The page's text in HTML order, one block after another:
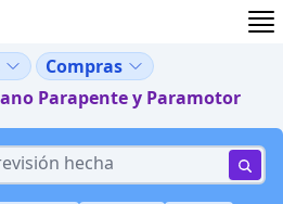
Parapente y Paramotor
Compras